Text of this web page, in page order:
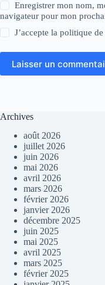
Enregistrer mon nom,
navigateur pour mon
J’accepte lapolitique
Laisser un
Archives
août 2026
juillet 2026
juin 2026
mai 2026
avril 2026
mars 2026
février 2026
janvier 2026
décembre 2025
juin 2025
mai 2025
avril 2025
mars 2025
février 2025